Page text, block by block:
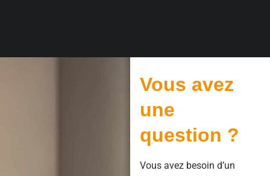
Vous avez
une
question ?
Vous avez besoin d’un